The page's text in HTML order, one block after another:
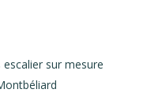
escalier sur mesure